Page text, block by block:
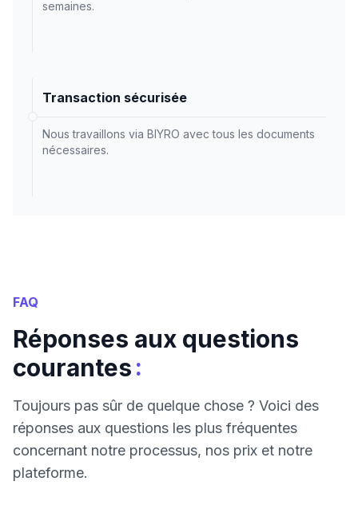
semaines.
Transaction sécurisée
Nous travaillons via BIYRO avec tous les documents
nécessaires.
FAQ
Réponses aux questions
courantes:
Toujours pas sûr de quelque chose ? Voici des
réponses aux questions les plus fréquentes
concernant notre processus, nos prix et notre
plateforme.